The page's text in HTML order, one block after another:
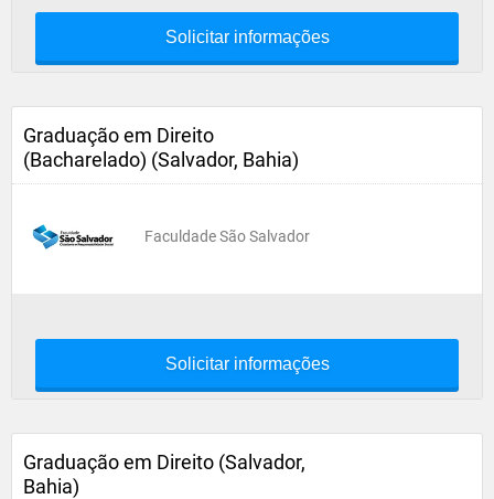
Solicitar informações
Graduação em Direito
(Bacharelado) (Salvador, Bahia)
Faculdade São Salvador
Solicitar informações
Graduação em Direito (Salvador,
Bahia)